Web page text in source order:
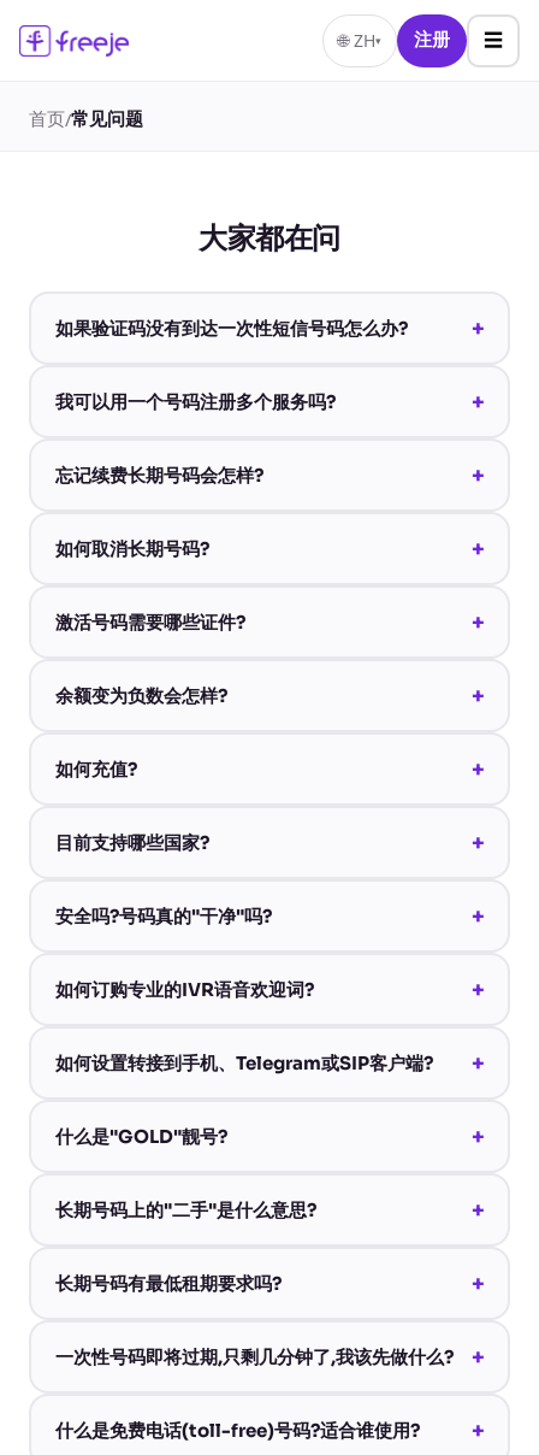
🌐ZH▾ 注册 ☰
首页/常见问题
大家都在问
如果验证码没有到达一次性短信号码怎么办? +
我可以用一个号码注册多个服务吗? +
忘记续费长期号码会怎样? +
如何取消长期号码? +
激活号码需要哪些证件? +
余额变为负数会怎样? +
如何充值? +
目前支持哪些国家? +
安全吗?号码真的"干净"吗? +
如何订购专业的IVR语音欢迎词? +
如何设置转接到手机、Telegram或SIP客户端? +
什么是"GOLD"靓号? +
长期号码上的"二手"是什么意思? +
长期号码有最低租期要求吗? +
一次性号码即将过期,只剩几分钟了,我该先做什么? +
什么是免费电话(toll-free)号码?适合谁使用? +